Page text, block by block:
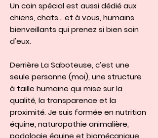
Un coin spécial est aussi dédié aux
chiens, chats… et à vous, humains
bienveillants qui prenez si bien soin
d'eux.
Derrière La Saboteuse, c’est une
seule personne (moi), une structure
à taille humaine qui mise sur la
qualité, la transparence et la
proximité. Je suis formée en nutrition
équine, naturopathie animalière,
podologie équine et biomécanique,